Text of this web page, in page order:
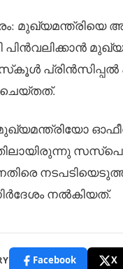
മുഖ്യമന്ത്രിയെ
പിൻവലിക്കാൻ
നൽകിയത്.
Facebook X